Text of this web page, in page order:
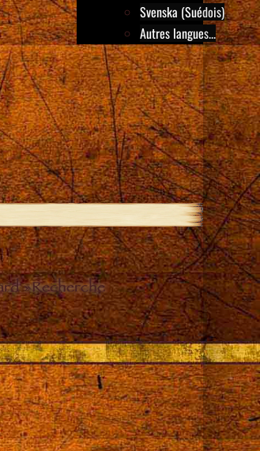
Svenska (Suédois)
Autres langues...
»Recherche